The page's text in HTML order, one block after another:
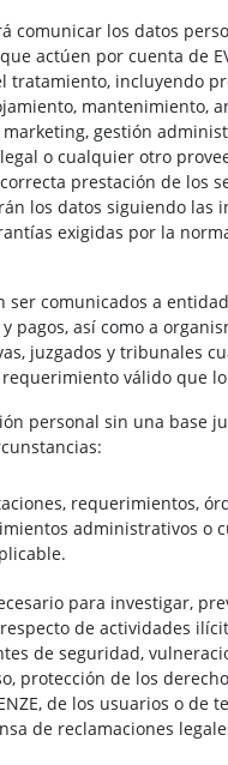
comunicar los datos
actúen por cuenta de
tratamiento, incluyendo
mantenimiento,
gestión
o cualquier otro
prestación de los
los datos siguiendo las
exigidas por la
ser comunicados a
pagos, así como a
juzgados y tribunales
válido que
personal sin una base
requerimientos,
administrativos o
para investigar,
de actividades
de seguridad,
protección de los
de los usuarios o de
de reclamaciones